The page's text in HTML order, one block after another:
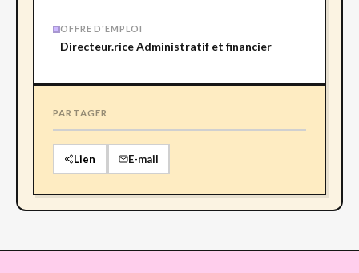
OFFRE D'EMPLOI
Directeur.rice Administratif et financier
PARTAGER
Lien E-mail